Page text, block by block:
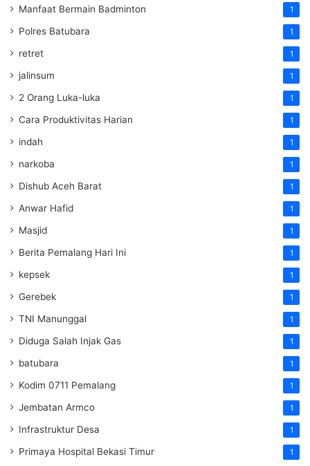
Manfaat Bermain Badminton 1
Polres Batubara 1
retret 1
jalinsum 1
2 Orang Luka-luka 1
Cara Produktivitas Harian 1
indah 1
narkoba 1
Dishub Aceh Barat 1
Anwar Hafid 1
Masjid 1
Berita Pemalang Hari Ini 1
kepsek 1
Gerebek 1
TNI Manunggal 1
Diduga Salah Injak Gas 1
batubara 1
Kodim 0711 Pemalang 1
Jembatan Armco 1
Infrastruktur Desa 1
Primaya Hospital Bekasi Timur 1